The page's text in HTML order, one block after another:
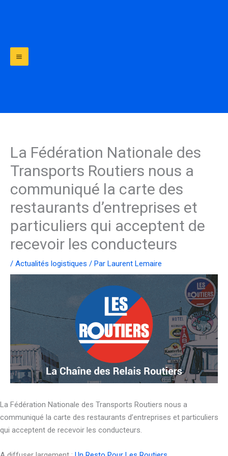
La Fédération Nationale des
Transports Routiers nous a
communiqué la carte des
restaurants d’entreprises et
particuliers qui acceptent de
recevoir les conducteurs
/ Actualités logistiques / Par Laurent Lemaire
La Fédération Nationale des Transports Routiers nous a
communiqué la carte des restaurants d’entreprises et particuliers
qui acceptent de recevoir les conducteurs.